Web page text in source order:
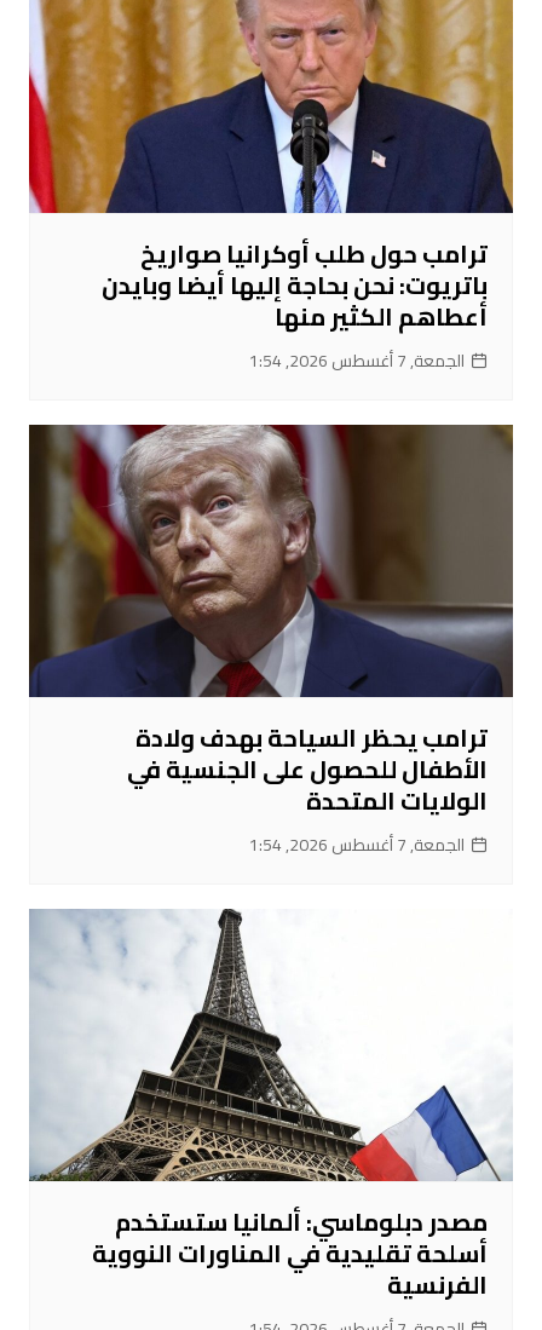
ترامب حول طلب أوكرانيا صواريخ
باتريوت: نحن بحاجة إليها أيضا وبايدن
أعطاهم الكثير منها
الجمعة, 7 أغسطس 2026, 1:54
ترامب يحظر السياحة بهدف ولادة
الأطفال للحصول على الجنسية في
الولايات المتحدة
الجمعة, 7 أغسطس 2026, 1:54
مصدر دبلوماسي: ألمانيا ستستخدم
أسلحة تقليدية في المناورات النووية
الفرنسية